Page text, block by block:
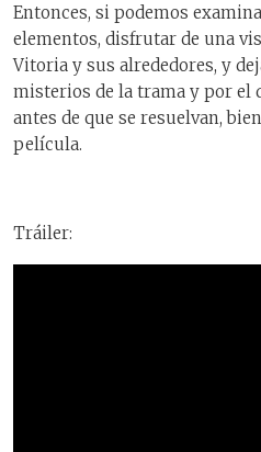
Entonces, si podemos
elementos, disfrutar de una
Vitoria y sus alrededores, y
misterios de la trama y por el
antes de que se resuelvan,
película.
Tráiler: